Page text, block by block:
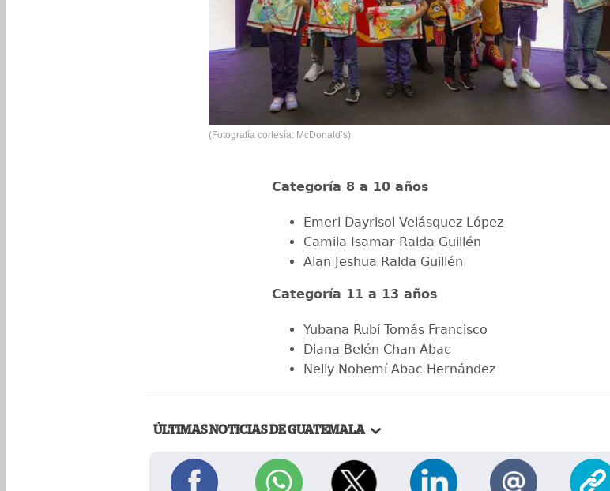
(Fotografía cortesía: McDonald’s)
Categoría 8 a 10 años
Emeri Dayrisol Velásquez López
Camila Isamar Ralda Guillén
Alan Jeshua Ralda Guillén
Categoría 11 a 13 años
Yubana Rubí Tomás Francisco
Diana Belén Chan Abac
Nelly Nohemí Abac Hernández
ÚLTIMAS NOTICIAS DE GUATEMALA